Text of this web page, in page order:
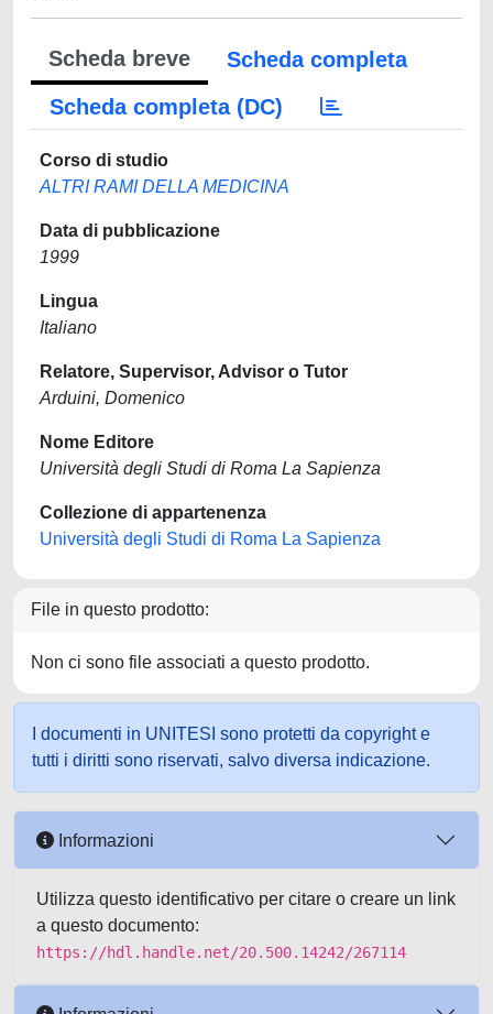
Scheda breve
Scheda completa
Scheda completa (DC)
Corso di studio
ALTRI RAMI DELLA MEDICINA
Data di pubblicazione
1999
Lingua
Italiano
Relatore, Supervisor, Advisor o Tutor
Arduini, Domenico
Nome Editore
Università degli Studi di Roma La Sapienza
Collezione di appartenenza
Università degli Studi di Roma La Sapienza
File in questo prodotto:
Non ci sono file associati a questo prodotto.
I documenti in UNITESI sono protetti da copyright e
tutti i diritti sono riservati, salvo diversa indicazione.
Informazioni
Utilizza questo identificativo per citare o creare un link
a questo documento:
https://hdl.handle.net/20.500.14242/267114